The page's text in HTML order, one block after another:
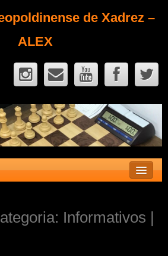
de Xadrez –
ALEX
Informativos |